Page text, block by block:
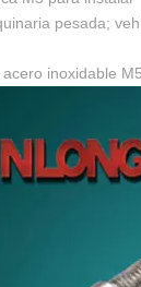
pesada;
inoxidable